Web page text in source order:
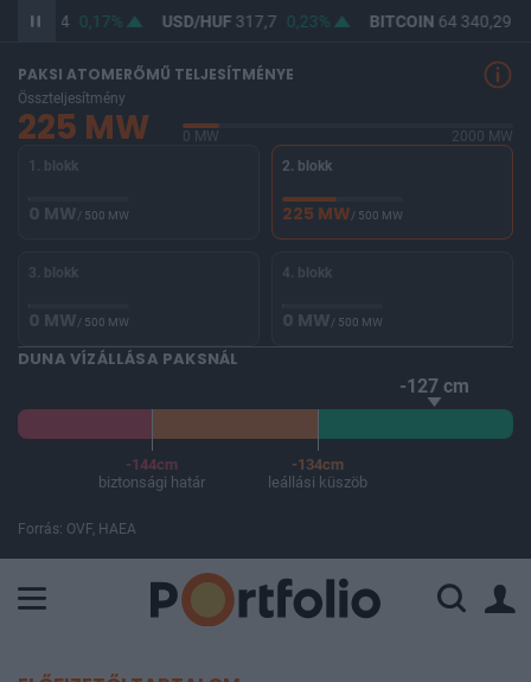
366,04 0,17% USD/HUF317,7 0,23% BITCOIN64 340,29
PAKSI ATOMERŐMŰ TELJESÍTMÉNYE
Összteljesítmény
225 MW 0 MW
2000 MW
1. blokk
0 MW/ 500 MW
2. blokk
225 MW/ 500 MW
3. blokk
0 MW/ 500 MW
4. blokk
0 MW/ 500 MW
DUNA VÍZÁLLÁSA PAKSNÁL
-127 cm
-144cm
biztonsági határ
-134cm
leállási küszöb
Forrás: OVF, HAEA